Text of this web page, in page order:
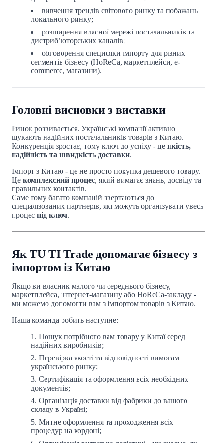
вивчення трендів світового ринку та побажань
локального ринку;
розширення власної мережі постачальників та
дистриб’юторських каналів;
обговорення специфіки імпорту для різних
сегментів бізнесу (HoReCa, маркетплейси, e-
commerce, магазини).
Головні висновки з виставки
Ринок розвивається. Українські компанії активно
шукають надійних постачальників товарів з Китаю.
Конкуренція зростає, тому ключ до успіху - це якість,
надійність та швидкість доставки.
Імпорт з Китаю - це не просто покупка дешевого товару.
Це комплексний процес, який вимагає знань, досвіду та
правильних контактів.
Саме тому багато компаній звертаються до
спеціалізованих партнерів, які можуть організувати увесь
процес під ключ.
Як TU TI Trade допомагає бізнесу з
імпортом із Китаю
Якщо ви власник малого чи середнього бізнесу,
маркетплейса, інтернет-магазину або HoReCa-закладу -
ми можемо допомогти вам з імпортом товарів з Китаю.
Наша команда робить наступне:
Пошук потрібного вам товару у Китаї серед
надійних виробників;
Перевірка якості та відповідності вимогам
українського ринку;
Сертифікація та оформлення всіх необхідних
документів;
Організація доставки від фабрики до вашого
складу в Україні;
Митне оформлення та проходження всіх
процедур на кордоні;